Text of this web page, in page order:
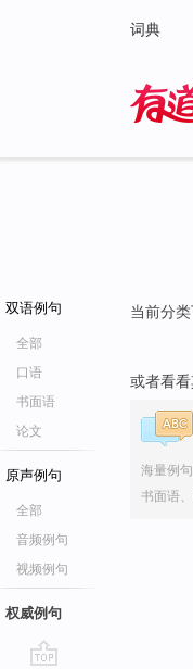
词典
双语例句
全部
口语
书面语
论文
原声例句
全部
音频例句
视频例句
权威例句
当前分
或者看看
海量例
书面语、